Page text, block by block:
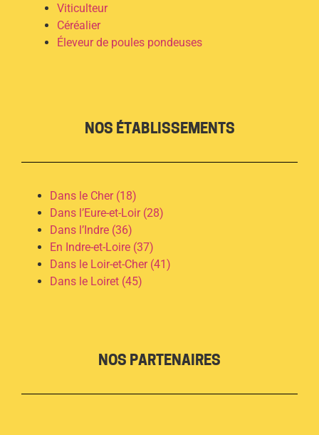
Viticulteur
Céréalier
Éleveur de poules pondeuses
NOS ÉTABLISSEMENTS
Dans le Cher (18)
Dans l’Eure-et-Loir (28)
Dans l’Indre (36)
En Indre-et-Loire (37)
Dans le Loir-et-Cher (41)
Dans le Loiret (45)
NOS PARTENAIRES